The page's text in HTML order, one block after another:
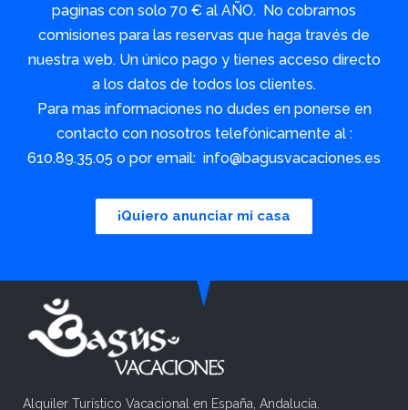
paginas con solo 70 € al AÑO. No cobramos
comisiones para las reservas que haga través de
nuestra web. Un único pago y tienes acceso directo
a los datos de todos los clientes.
Para mas informaciones no dudes en ponerse en
contacto con nosotros telefónicamente al :
610.89.35.05 o por email: info@bagusvacaciones.es
¡Quiero anunciar mi casa
Alquiler Turístico Vacacional en España, Andalucía.